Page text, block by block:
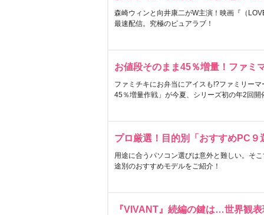
森崎ウィンと向井康二がW主演！映画『（
最速配信。究極のピュアラブ！
お値段そのまま45％増量！ファミ
ファミチキにお弁当にアイスも!?ファミリー
45％増量作戦」が今夏、シリーズ初の年2回開
プロ厳選！目的別「おすすめPC９
用途に合うパソコン選びは意外と難しい。そ
途別のおすすめモデルをご紹介！
『VIVANT』続編の鍵は…世界観